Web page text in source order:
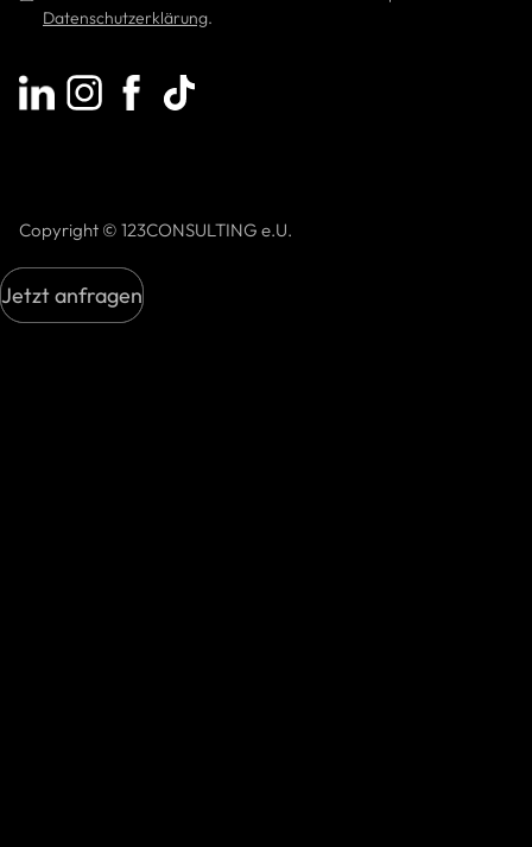
Datenschutzerklärung.
Copyright © 123CONSULTING e.U.
Jetzt anfragen
Jetzt anfragen